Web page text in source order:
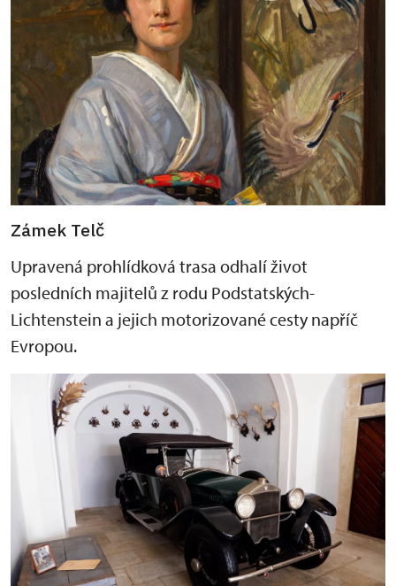
Zámek Telč
Upravená prohlídková trasa odhalí život
posledních majitelů z rodu Podstatských-
Lichtenstein a jejich motorizované cesty napříč
Evropou.